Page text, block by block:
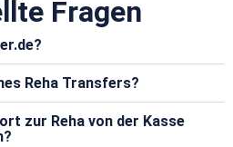
Fragen
Reha Transfers?
zur Reha von der Kasse